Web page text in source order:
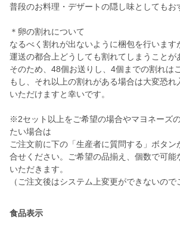
普段のお料理・デザートの隠し味としてもお
＊卵の割れについて
なるべく割れが出ないように梱包を行います
運送の都合上どうしても割れてしまうことが
そのため、48個お送りし、4個までの割れは
もし、それ以上の割れがある場合は大変恐れ
いただけますと幸いです。
※2セット以上をご希望の場合やマヨネーズ
たい場合は
ご注文前に下の「生産者に質問する」ボタン
合せください。ご希望の品揃え、個数で可能
いただきます。
食品表示